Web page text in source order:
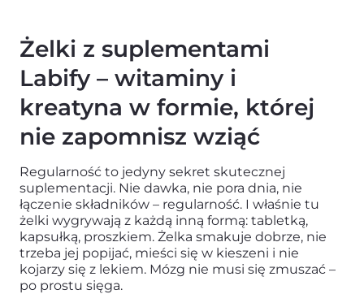
Żelki z suplementami
Labify – witaminy i
kreatyna w formie, której
nie zapomnisz wziąć
Regularność to jedyny sekret skutecznej
suplementacji. Nie dawka, nie pora dnia, nie
łączenie składników – regularność. I właśnie tu
żelki wygrywają z każdą inną formą: tabletką,
kapsułką, proszkiem. Żelka smakuje dobrze, nie
trzeba jej popijać, mieści się w kieszeni i nie
kojarzy się z lekiem. Mózg nie musi się zmuszać –
po prostu sięga.